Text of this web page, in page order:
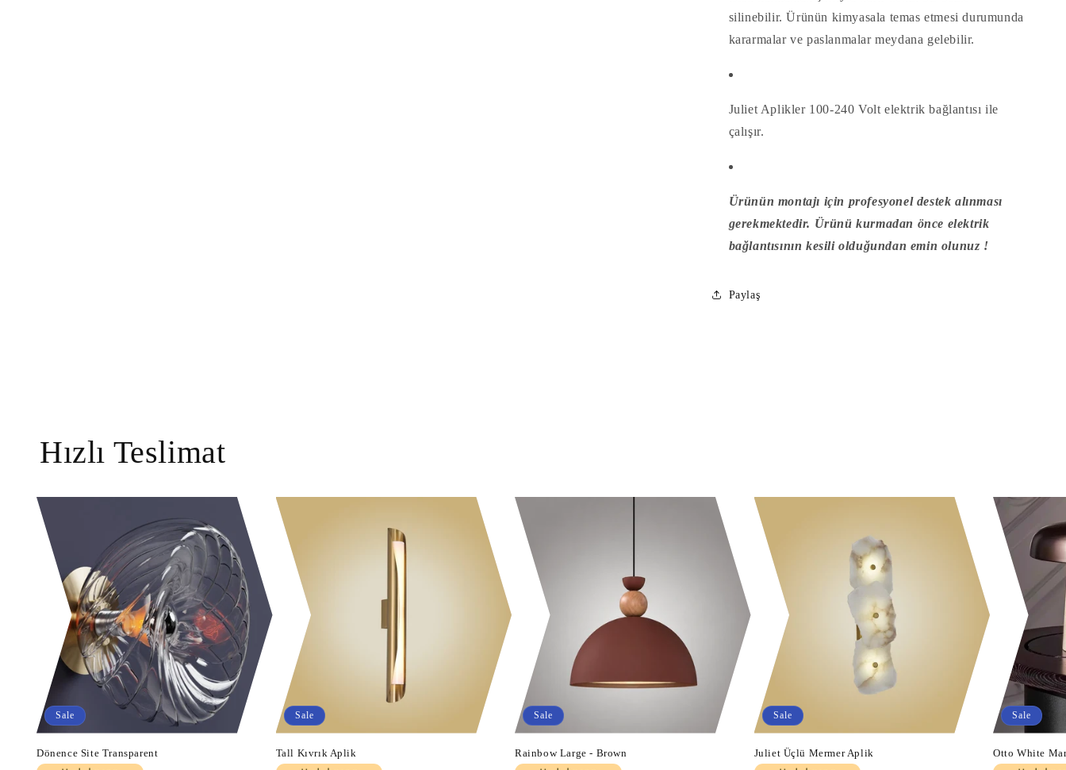
silinebilir. Ürünün kimyasala temas etmesi durumunda
kararmalar ve paslanmalar meydana gelebilir.
Juliet Aplikler100-240 Volt elektrik bağlantısı ile
çalışır.
Ürünün montajı için profesyonel destek alınması
gerekmektedir. Ürünü kurmadan önce elektrik
bağlantısının kesili olduğundan emin olunuz !
Paylaş
Hızlı Teslimat
Sale
Dönence Site Transparent
Sale
Tall Kıvrık Aplik
Sale
Rainbow Large - Brown
Sale
Juliet Üçlü Mermer Aplik
Sale
Otto White